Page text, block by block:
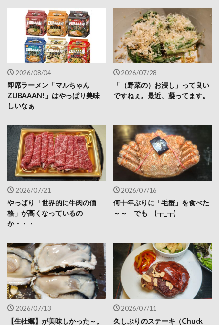
2026/08/04
即席ラーメン「マルちゃん
ZUBAAAN!」はやっぱり美味
しいなぁ
2026/07/28
「（野菜の）お浸し」って良い
ですねぇ。最近、凝ってます。
2026/07/21
やっぱり「世界的に牛肉の価
格」が高くなっているの
か・・・
2026/07/16
何十年ぶりに「毛蟹」を食べた
～～ でも (┰_┰)
2026/07/13
【生牡蠣】が美味しかった～。
2026/07/11
久しぶりのステーキ（Chuck